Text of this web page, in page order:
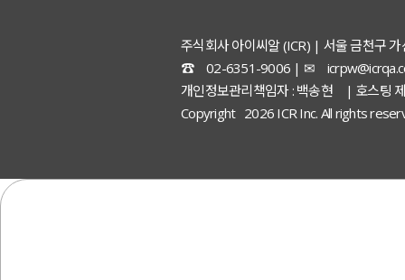
주식회사 아이씨알 (ICR) | 서울 금천구
☎ 02-6351-9006 | ✉
개인정보관리책임자 : 백송현 | 호스팅
Copyright 2026 ICR Inc. All rights